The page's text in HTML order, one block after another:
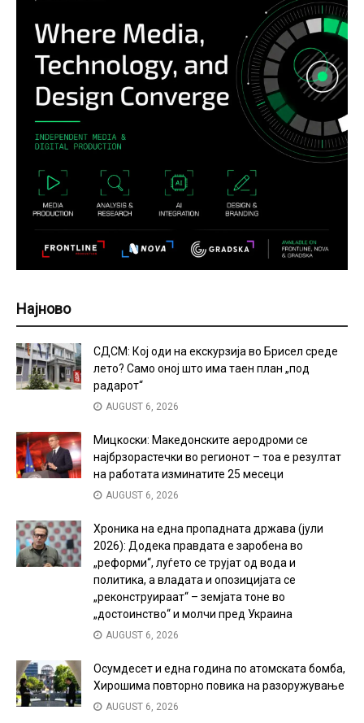
Најново
СДСМ: Кој оди на екскурзија во Брисел среде
лето? Само оној што има таен план „под
радарот“
AUGUST 6, 2026
Мицкоски: Македонските аеродроми се
најбрзорастечки во регионот – тоа е резултат
на работата изминатите 25 месеци
AUGUST 6, 2026
Хроника на една пропадната држава (јули
2026): Додека правдата е заробена во
„реформи“, луѓето се трујат од вода и
политика, а владата и опозицијата се
„реконструираат“ – земјата тоне во
„достоинство“ и молчи пред Украина
AUGUST 6, 2026
Осумдесет и една година по атомската бомба,
Хирошима повторно повика на разоружување
AUGUST 6, 2026